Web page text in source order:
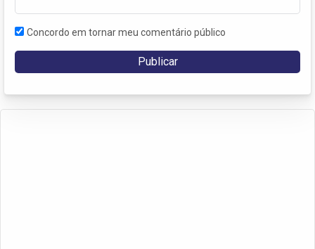
Concordo em tornar meu comentário público